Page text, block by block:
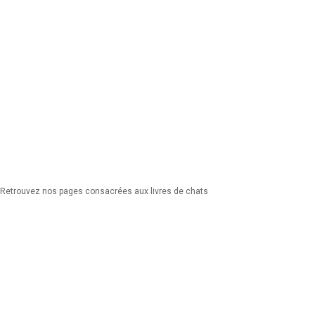
Retrouvez nos pages consacrées aux livres de chats